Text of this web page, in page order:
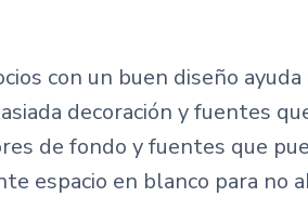
con un buen diseño
decoración y fuentes
de fondo y fuentes que
espacio en blanco para no